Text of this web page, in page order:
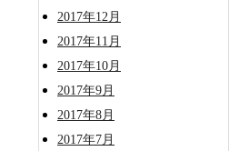
2017年12月
2017年11月
2017年10月
2017年9月
2017年8月
2017年7月